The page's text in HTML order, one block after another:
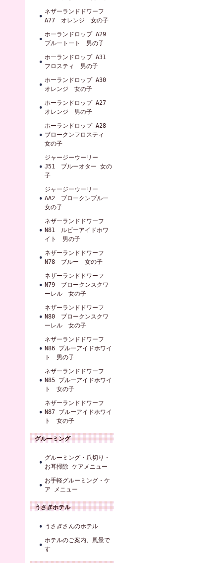
ネザーランドドワーフ
A77 オレンジ 女の子
ホーランドロップ A29
ブルートート 男の子
ホーランドロップ A31
フロスティ 男の子
ホーランドロップ A30
オレンジ 女の子
ホーランドロップ A27
オレンジ 男の子
ホーランドロップ A28
ブロークンフロスティ
女の子
ジャージーウーリー
J51 ブルーオター 女の
子
ジャージーウーリー
AA2 ブロークンブルー
女の子
ネザーランドドワーフ
N81 ルビーアイドホワ
イト 男の子
ネザーランドドワーフ
N78 ブルー 女の子
ネザーランドドワーフ
N79 ブロークンスクワ
ーレル 女の子
ネザーランドドワーフ
N80 ブロークンスクワ
ーレル 女の子
ネザーランドドワーフ
N86 ブルーアイドホワイ
ト 男の子
ネザーランドドワーフ
N85 ブルーアイドホワイ
ト 女の子
ネザーランドドワーフ
N87 ブルーアイドホワイ
ト 女の子
グルーミング
グルーミング・爪切り・
お耳掃除 ケアメニュー
お手軽グルーミング・ケ
ア メニュー
うさぎホテル
うさぎさんのホテル
ホテルのご案内、風景で
す